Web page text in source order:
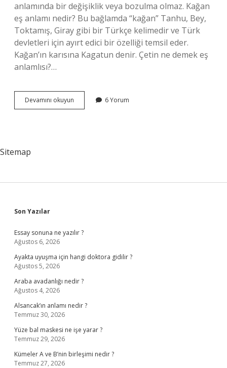
anlamında bir değişiklik veya bozulma olmaz. Kağan
eş anlamı nedir? Bu bağlamda “kağan” Tanhu, Bey,
Toktamış, Giray gibi bir Türkçe kelimedir ve Türk
devletleri için ayırt edici bir özelliği temsil eder.
Kağan’ın karısına Kagatun denir. Çetin ne demek eş
anlamlısı?…
Devamını okuyun
Kelimesinin
6 Yorum
Sitemap
Sidebar
Son Yazılar
Essay sonuna ne yazılır ?
Ağustos 6, 2026
Ayakta uyuşma için hangi doktora gidilir ?
Ağustos 5, 2026
Araba avadanlığı nedir ?
Ağustos 4, 2026
Alsancak’ın anlamı nedir ?
Temmuz 30, 2026
Yüze bal maskesi ne işe yarar ?
Temmuz 29, 2026
Kümeler A ve B’nin birleşimi nedir ?
Temmuz 27, 2026